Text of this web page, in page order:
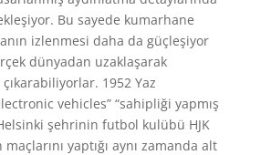
Bu sayede kumarhane
izlenmesi daha da güçleşiyor
dünyadan uzaklaşarak
1952 Yaz
vehicles” “sahipliği yapmış
şehrinin futbol kulübü HJK
maçlarını yaptığı aynı zamanda alt